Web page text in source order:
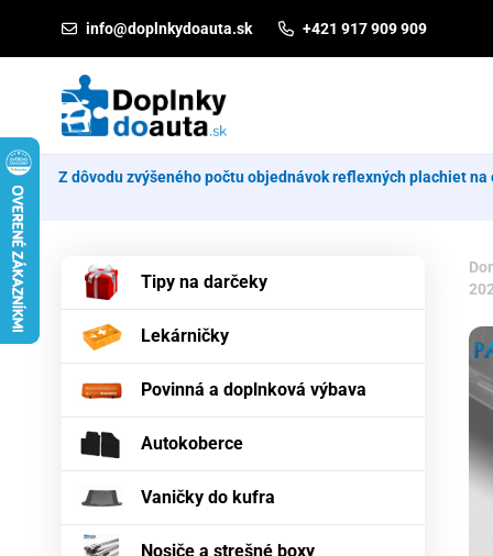
info@doplnkydoauta.sk +421 917 909 909
Z dôvodu zvýšeného počtu objednávok reflexných plachiet
Tipy na darčeky
Lekárničky
Povinná a doplnková výbava
Autokoberce
Vaničky do kufra
Nosiče a strešné boxy